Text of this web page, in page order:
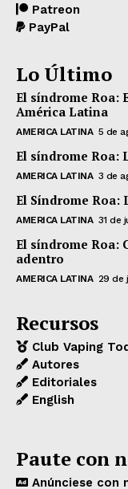
Patreon
PayPal
Lo Último
El síndrome Roa:
América Latina
AMERICA LATINA 5 de
El síndrome Roa:
AMERICA LATINA 3 de
El Síndrome Roa:
AMERICA LATINA 31 de
El síndrome Roa:
adentro
AMERICA LATINA 29 de
Recursos
Club Vaping
Autores
Editoriales
English
Paute con
Anúnciese con